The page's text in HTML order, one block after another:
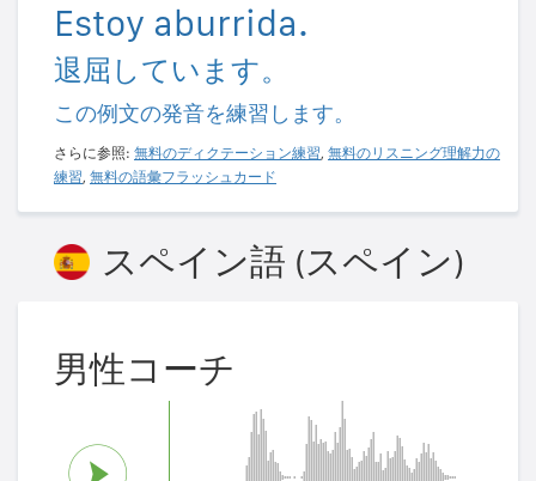
Estoy aburrida.
退屈しています。
この例文の発音を練習します。
さらに参照: 無料のディクテーション練習, 無料のリスニング理解力の
練習, 無料の語彙フラッシュカード
スペイン語 (スペイン)
男性コーチ